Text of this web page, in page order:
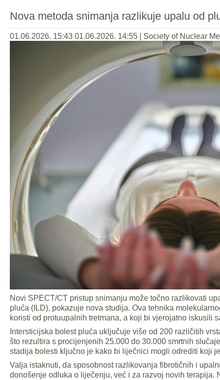
Nova metoda snimanja razlikuje upalu od
01.06.2026. 15:43 01.06.2026. 14:55 Society of Nuclear
Novi SPECT/CT pristup snimanju može točno razlikovati
pluća (ILD), pokazuje nova studija. Ova tehnika
koristi od protuupalnih tretmana, a koji bi vjerojatno iskusili
Intersticijska bolest pluća uključuje više od 200 različitih
što rezultira s procijenjenih 25.000 do 30.000 smrtnih
stadija bolesti ključno je kako bi liječnici mogli odrediti koji
Valja istaknuti, da sposobnost razlikovanja fibrotičnih i
donošenje odluka o liječenju, već i za razvoj novih